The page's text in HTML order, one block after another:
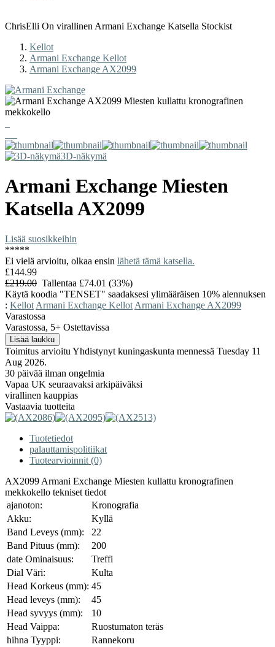
ChrisElli On virallinen Armani Exchange Katsella Stockist
Kellot
Armani Exchange Kellot
Armani Exchange AX2099
3D-näkymä
Armani Exchange Miesten
KatsellaAX2099
Lisää suosikkeihin
*****
Ei vielä arvioitu, olkaa ensin lähetä tämä katsella.
£144.99
£219.00 Tallentaa £74.01 (33%)
Käytä koodia "TENSET" saadaksesi ylimääräisen 10% alennuksen
: Kellot Armani Exchange Kellot Armani Exchange AX2099
Varastossa
Varastossa, 5+ Ostettavissa
Toimitus arvioitu Yhdistynyt kuningaskunta mennessä Tuesday 11
Aug 2026.
30 päivää ilman ongelmia
Vapaa UK seuraavaksi arkipäiväksi
virallinen kauppias
Vastaavia tuotteita
Tuotetiedot
palauttamispolitiikat
Tuotearvioinnit (0)
AX2099 Armani Exchange Miesten kullattu kronografinen
mekkokello tekniset tiedot
ajanoton:
Kronografia
Akku:
Kyllä
Band Leveys (mm):
22
Band Pituus (mm):
200
date Ominaisuus:
Treffi
Dial Väri:
Kulta
Head Korkeus (mm): 45
Head leveys (mm):
45
Head syvyys (mm):
10
Head Vaippa:
Ruostumaton teräs
hihna Tyyppi:
Rannekoru